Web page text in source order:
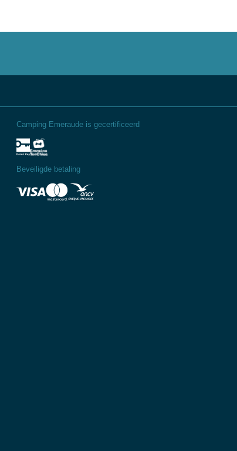
Camping Emeraude is gecertificeerd
Beveiligde betaling